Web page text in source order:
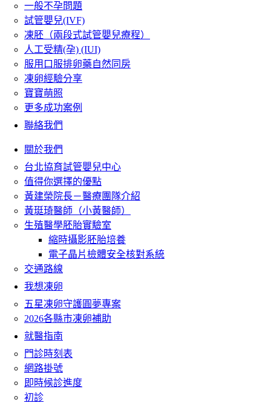
一般不孕問題
試管嬰兒(IVF)
凍胚（兩段式試管嬰兒療程）
人工受精(孕) (IUI)
服用口服排卵藥自然同房
凍卵經驗分享
寶寶萌照
更多成功案例
聯絡我們
關於我們
台北協育試管嬰兒中心
值得你選擇的優點
黃建榮院長－醫療團隊介紹
黃珽琦醫師（小黃醫師）
生殖醫學胚胎實驗室
縮時攝影胚胎培養
電子晶片檢體安全核對系統
交通路線
我想凍卵
五星凍卵守護圓夢專案
2026各縣市凍卵補助
就醫指南
門診時刻表
網路掛號
即時候診進度
初診